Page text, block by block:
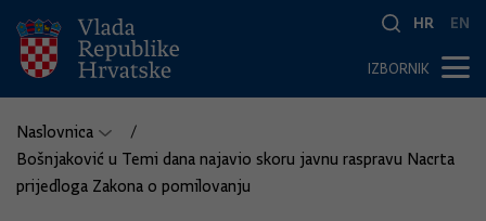
HR EN
IZBORNIK
Naslovnica
Bošnjaković u Temi dana najavio skoru javnu raspravu Nacrta
prijedloga Zakona o pomilovanju